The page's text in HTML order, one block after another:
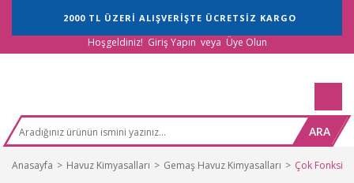
2000 TL ÜZERİ ALIŞVERİŞTE ÜCRETSİZ KARGO
Hoşgeldiniz! Giriş Yapın veya Üye Olun
ARA
Anasayfa Havuz Kimyasalları Gemaş Havuz Kimyasalları Çok